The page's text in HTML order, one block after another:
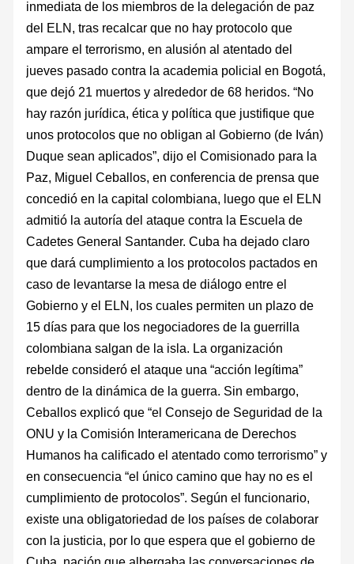
inmediata de los miembros de la delegación de paz
del ELN, tras recalcar que no hay protocolo que
ampare el terrorismo, en alusión al atentado del
jueves pasado contra la academia policial en Bogotá,
que dejó 21 muertos y alrededor de 68 heridos. “No
hay razón jurídica, ética y política que justifique que
unos protocolos que no obligan al Gobierno (de Iván)
Duque sean aplicados”, dijo el Comisionado para la
Paz, Miguel Ceballos, en conferencia de prensa que
concedió en la capital colombiana, luego que el ELN
admitió la autoría del ataque contra la Escuela de
Cadetes General Santander. Cuba ha dejado claro
que dará cumplimiento a los protocolos pactados en
caso de levantarse la mesa de diálogo entre el
Gobierno y el ELN, los cuales permiten un plazo de
15 días para que los negociadores de la guerrilla
colombiana salgan de la isla. La organización
rebelde consideró el ataque una “acción legítima”
dentro de la dinámica de la guerra. Sin embargo,
Ceballos explicó que “el Consejo de Seguridad de la
ONU y la Comisión Interamericana de Derechos
Humanos ha calificado el atentado como terrorismo” y
en consecuencia “el único camino que hay no es el
cumplimiento de protocolos”. Según el funcionario,
existe una obligatoriedad de los países de colaborar
con la justicia, por lo que espera que el gobierno de